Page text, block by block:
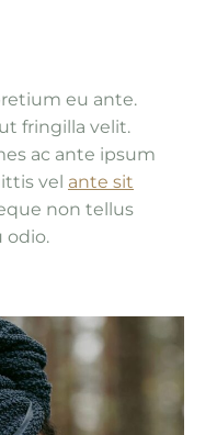
eu ante.
fringilla velit.
ac ante ipsum
vel ante sit
non tellus
odio.